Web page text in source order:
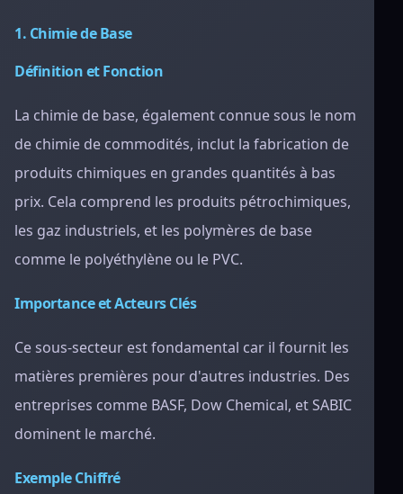
1. Chimie de Base
Définition et Fonction
La chimie de base, également connue sous le nom
de chimie de commodités, inclut la fabrication de
produits chimiques en grandes quantités à bas
prix. Cela comprend les produits pétrochimiques,
les gaz industriels, et les polymères de base
comme le polyéthylène ou le PVC.
Importance et Acteurs Clés
Ce sous-secteur est fondamental car il fournit les
matières premières pour d'autres industries. Des
entreprises comme BASF, Dow Chemical, et SABIC
dominent le marché.
Exemple Chiffré